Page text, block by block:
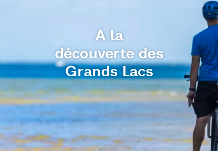
A la
découverte des
Grands Lacs